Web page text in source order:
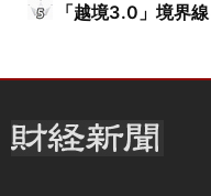
「越境3.0」境界